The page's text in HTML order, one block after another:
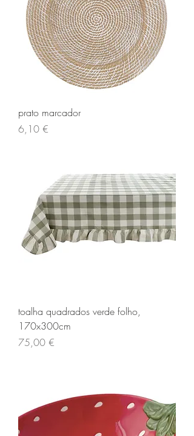
prato marcador
Preço
6,10 €
toalha quadrados verde folho,
170x300cm
Preço
75,00 €